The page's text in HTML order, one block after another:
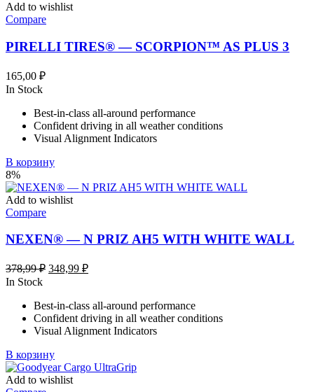
Add to wishlist
Compare
PIRELLI TIRES® — SCORPION™ AS PLUS 3
165,00 ₽
In Stock
Best-in-class all-around performance
Confident driving in all weather conditions
Visual Alignment Indicators
В корзину
8%
Add to wishlist
Compare
NEXEN® — N PRIZ AH5 WITH WHITE WALL
378,99₽ Первоначальная
378,99 ₽.
348,99 ₽Текущая
In Stock
Best-in-class all-around performance
Confident driving in all weather conditions
Visual Alignment Indicators
В корзину
Add to wishlist